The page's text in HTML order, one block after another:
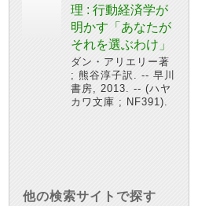
理 : 行動経済学が
明かす「あなたが
それを選ぶわけ」
ダン・アリエリー著
; 熊谷淳子訳. -- 早川
書房, 2013. -- (ハヤ
カワ文庫 ; NF391).
他の検索サイトで探す